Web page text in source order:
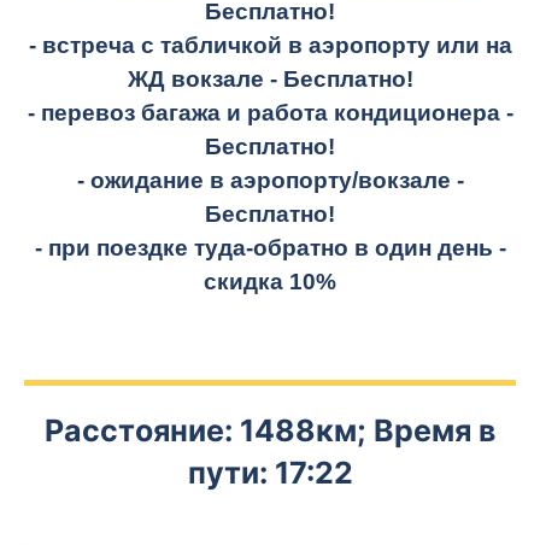
Бесплатно!
- встреча с табличкой в аэропорту или на
ЖД вокзале - Бесплатно!
- перевоз багажа и работа кондиционера -
Бесплатно!
- ожидание в аэропорту/вокзале -
Бесплатно!
- при поездке туда-обратно в один день -
скидка 10%
Расстояние: 1488км; Время в
пути: 17:22